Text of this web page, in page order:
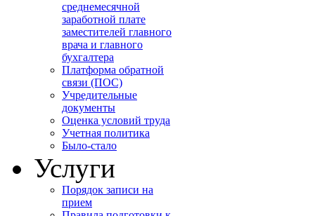
среднемесячной
заработной плате
заместителей главного
врача и главного
бухгалтера
Платформа обратной
связи (ПОС)
Учредительные
документы
Оценка условий труда
Учетная политика
Было-стало
Услуги
Порядок записи на
прием